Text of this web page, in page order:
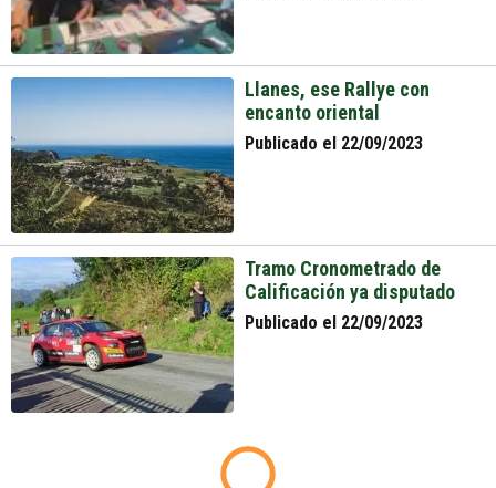
Llanes, ese Rallye con
encanto oriental
Publicado el 22/09/2023
Tramo Cronometrado de
Calificación ya disputado
Publicado el 22/09/2023